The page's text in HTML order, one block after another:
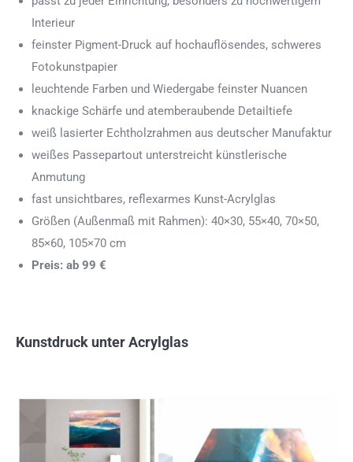
Interieur
feinster Pigment-Druck auf hochauflösendes, schweres
Fotokunstpapier
leuchtende Farben und Wiedergabe feinster Nuancen
knackige Schärfe und atemberaubende Detailtiefe
weiß lasierter Echtholzrahmen aus deutscher Manufaktur
weißes Passepartout unterstreicht künstlerische
Anmutung
fast unsichtbares, reflexarmes Kunst-Acrylglas
Größen (Außenmaß mit Rahmen): 40×30, 55×40, 70×50,
85×60, 105×70 cm
Preis: ab 99 €
Kunstdruck unter Acrylglas